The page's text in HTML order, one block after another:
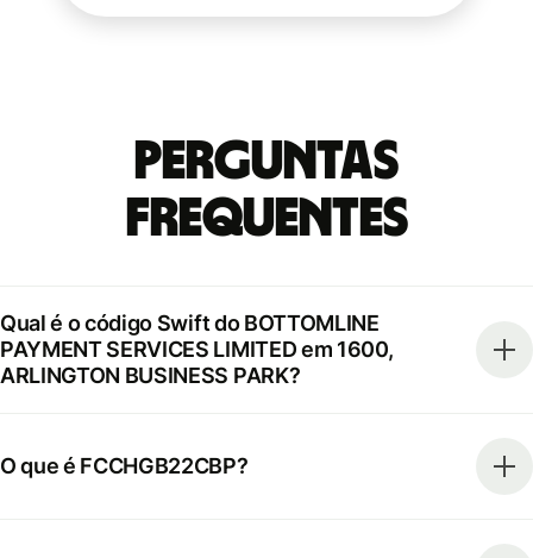
Perguntas
frequentes
Qual é o código Swift do BOTTOMLINE
PAYMENT SERVICES LIMITED em 1600,
ARLINGTON BUSINESS PARK?
O que é FCCHGB22CBP?